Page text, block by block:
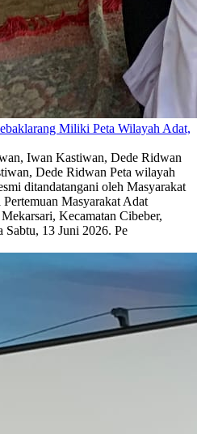
Miliki Peta Wilayah Adat,
Iwan Kastiwan, Dede Ridwan
Dede Ridwan Peta wilayah
ditandatangani oleh Masyarakat
Masyarakat Adat
Kecamatan Cibeber,
Sabtu, 13 Juni 2026. Pe